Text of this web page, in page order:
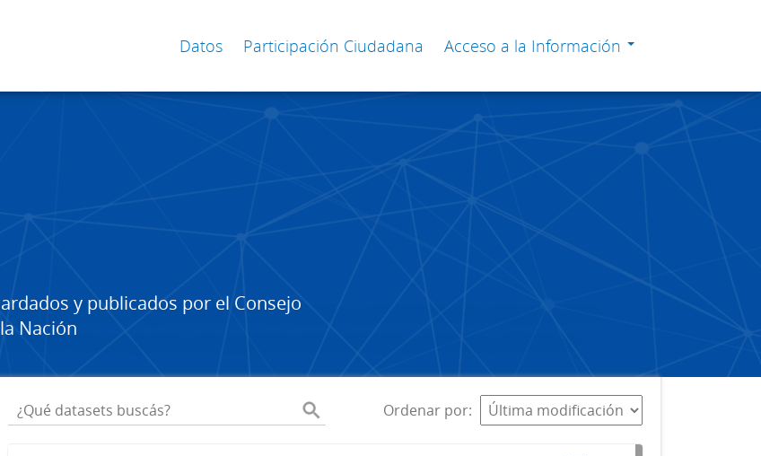
Datos Participación Ciudadana Acceso a la Información
y publicados por el Consejo
Nación
Ordenar por